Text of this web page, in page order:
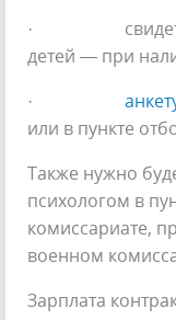
·
детей — при
·
или в пункте
Также нужно
психологом в
комиссариате,
военном
Зарплата